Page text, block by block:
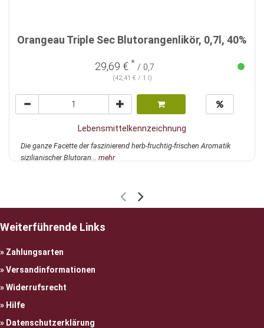
Orangeau Triple Sec Blutorangenlikör, 0,7l, 40%
29,69 € * / 0,7
(42,41 € / 1 l)
Lebensmittelkennzeichnung
Die ganze Facette der faszinierend herb-fruchtig-frischen Aromatik
sizilianischer Blutoran... mehr
Weiterführende Links
Zahlungsarten
Versandinformationen
Widerrufsrecht
Hilfe
Datenschutzerklärung